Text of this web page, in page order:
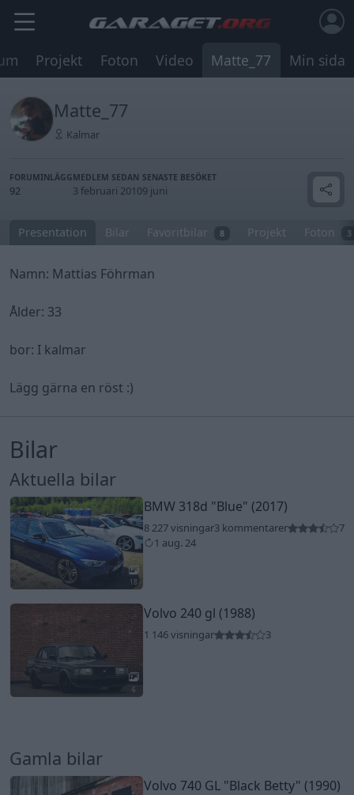
Projekt Foton Video Matte_77 Min sida
Matte_77
Kalmar
FORUMINLÄGG
92
MEDLEM SEDAN
3 februari 2010
SENASTE BESÖKET
9 juni
Presentation Bilar Favoritbilar 8 Projekt Foton 3
Namn: Mattias Föhrman
Ålder: 33
bor: I kalmar
Lägg gärna en röst :)
Bilar
Aktuella bilar
18
BMW 318d "Blue" (2017)
8 227 visningar3 kommentarer
7
1 aug. 24
6
Volvo 240 gl (1988)
1 146 visningar 3
Gamla bilar
Volvo 740 GL "Black Betty" (1990)